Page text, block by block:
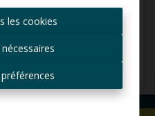
les cookies
nouvelles
?